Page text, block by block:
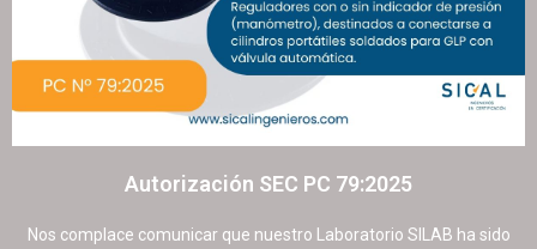
Autorización SEC PC 79:2025
Nos complace comunicar que nuestro Laboratorio SILAB ha sido